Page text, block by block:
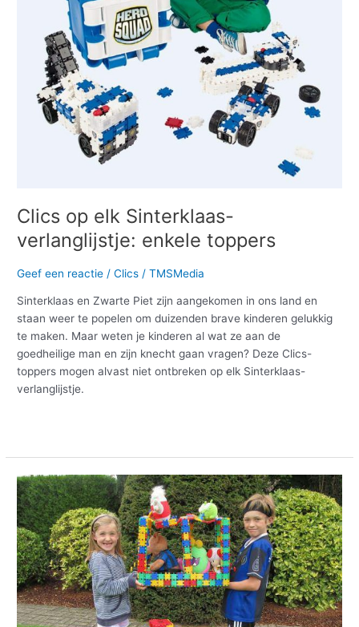
Clics op elk Sinterklaas-
verlanglijstje: enkele toppers
Geef een reactie /Clics /TMSMedia
Sinterklaas en Zwarte Piet zijn aangekomen in ons land en
staan weer te popelen om duizenden brave kinderen gelukkig
te maken. Maar weten je kinderen al wat ze aan de
goedheilige man en zijn knecht gaan vragen? Deze Clics-
toppers mogen alvast niet ontbreken op elk Sinterklaas-
verlanglijstje.
Met
Clics
stimuleer
je
de
fijne
motoriek
van
je